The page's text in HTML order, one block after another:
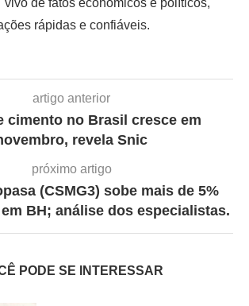
vivo de fatos econômicos e políticos,
rápidas e confiáveis.
artigo anterior
cimento no Brasil cresce em
revela Snic
próximo artigo
(CSMG3) sobe mais de 5%
BH; análise dos especialistas.
PODE SE INTERESSAR